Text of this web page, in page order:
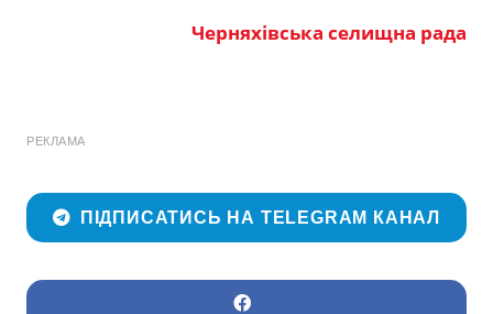
Черняхівська селищна рада
РЕКЛАМА
ПІДПИСАТИСЬ НА TELEGRAM КАНАЛ